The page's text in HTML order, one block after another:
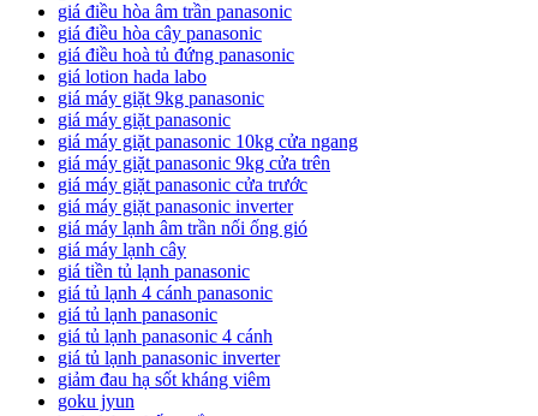
giá điều hòa âm trần panasonic
giá điều hòa cây panasonic
giá điều hoà tủ đứng panasonic
giá lotion hada labo
giá máy giặt 9kg panasonic
giá máy giặt panasonic
giá máy giặt panasonic 10kg cửa ngang
giá máy giặt panasonic 9kg cửa trên
giá máy giặt panasonic cửa trước
giá máy giặt panasonic inverter
giá máy lạnh âm trần nối ống gió
giá máy lạnh cây
giá tiền tủ lạnh panasonic
giá tủ lạnh 4 cánh panasonic
giá tủ lạnh panasonic
giá tủ lạnh panasonic 4 cánh
giá tủ lạnh panasonic inverter
giảm đau hạ sốt kháng viêm
goku jyun